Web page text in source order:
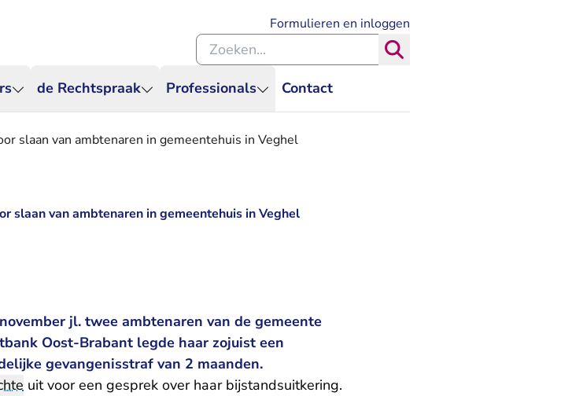
de Rechtspraak Professionals Contact
Formulieren en inloggen
Zoeken binnen de Rechtspraak
slaan van ambtenaren in gemeentehuis in Veghel
van ambtenaren in gemeentehuis in Veghel
jl. twee ambtenaren van de gemeente
Oost-Brabant legde haar zojuist een
gevangenisstraf van 2 maanden.
uit voor een gesprek over haar bijstandsuitkering.